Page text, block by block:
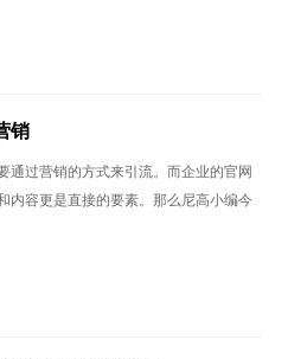
销
通过营销的方式来引流。而企业的官网
内容更是直接的要素。那么尼高小编今